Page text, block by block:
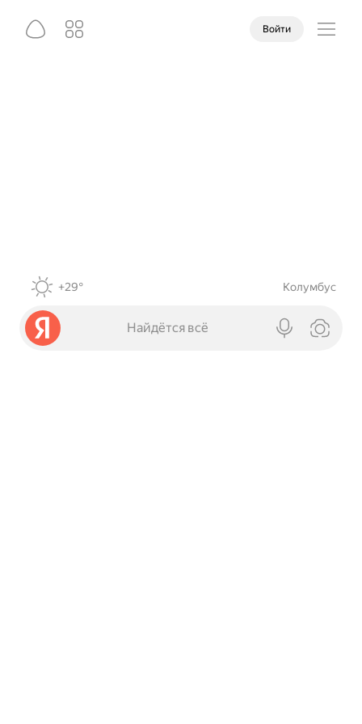
Войти
+29° Колумбус
Найдётся всё